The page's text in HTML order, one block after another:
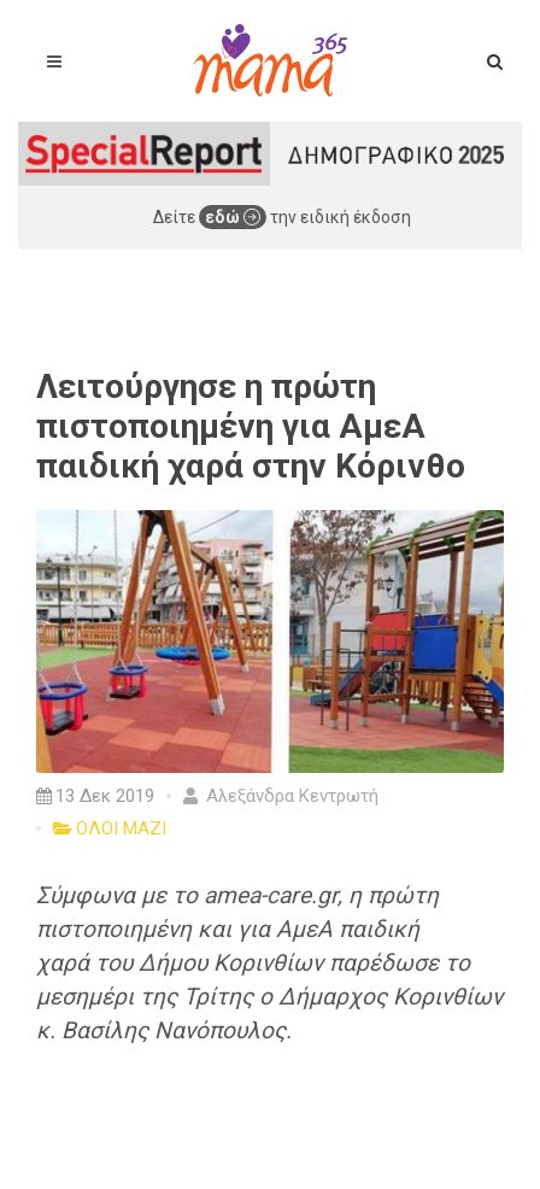
Δείτε εδώ την ειδική έκδοση
Λειτούργησε η πρώτη
πιστοποιημένη για ΑμεΑ
παιδική χαρά στην Κόρινθο
13 Δεκ 2019
Αλεξάνδρα Κεντρωτή
ΟΛΟΙ ΜΑΖΙ
Σύμφωνα με το amea-care.gr, η πρώτη
πιστοποιημένη και για ΑμεΑ παιδική
χαράτου Δήμου Κορινθίων παρέδωσε το
μεσημέρι της Τρίτης ο Δήμαρχος Κορινθίων
κ. Βασίλης Νανόπουλος.